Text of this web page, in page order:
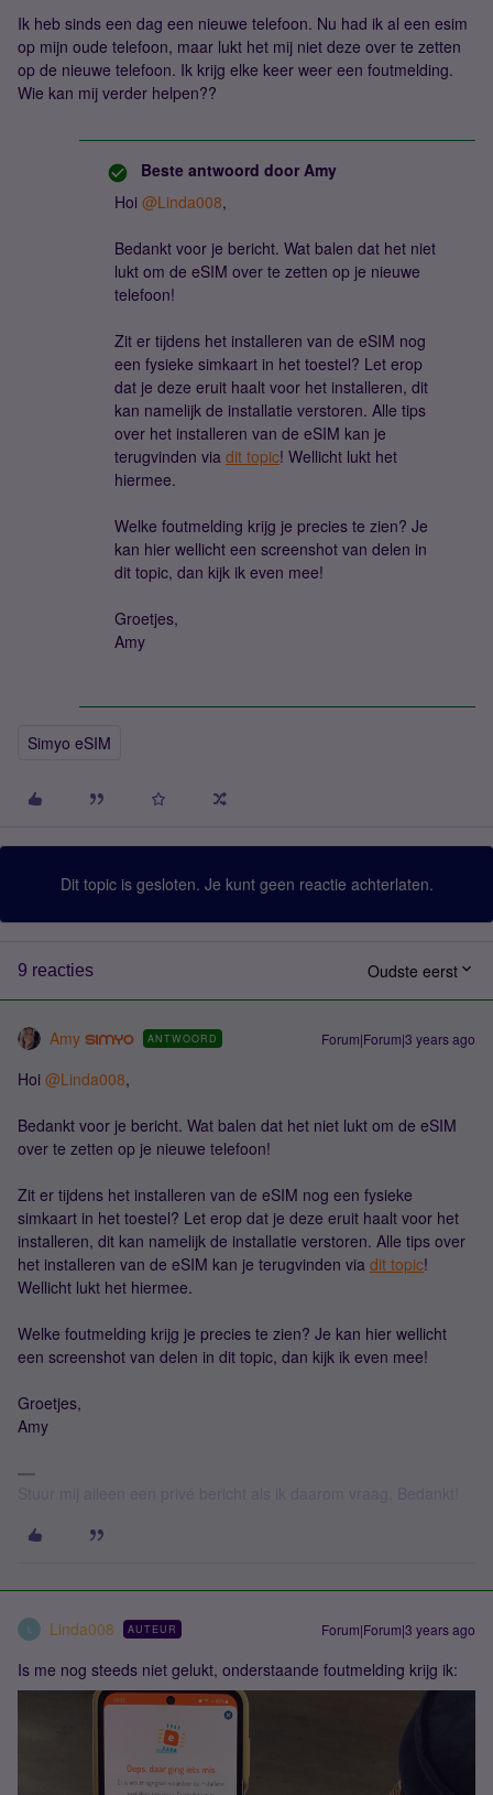
Ik heb sinds een dag een nieuwe telefoon. Nu had ik al een esim
op mijn oude telefoon, maar lukt het mij niet deze over te zetten
op de nieuwe telefoon. Ik krijg elke keer weer een foutmelding.
Wie kan mij verder helpen??
Beste antwoord door Amy
Hoi @Linda008,
Bedankt voor je bericht. Wat balen dat het niet
lukt om de eSIM over te zetten op je nieuwe
telefoon!
Zit er tijdens het installeren van de eSIM nog
een fysieke simkaart in het toestel? Let erop
dat je deze eruit haalt voor het installeren, dit
kan namelijk de installatie verstoren. Alle tips
over het installeren van de eSIM kan je
terugvinden via dit topic! Wellicht lukt het
hiermee.
Welke foutmelding krijg je precies te zien? Je
kan hier wellicht een screenshot van delen in
dit topic, dan kijk ik even mee!
Groetjes,
Amy
Simyo eSIM
Dit topic is gesloten. Je kunt geen reactie achterlaten.
9 reacties Oudste eerst
Amy ANTWOORD Forum|Forum|3 years ago
Hoi @Linda008,
Bedankt voor je bericht. Wat balen dat het niet lukt om de eSIM
over te zetten op je nieuwe telefoon!
Zit er tijdens het installeren van de eSIM nog een fysieke
simkaart in het toestel? Let erop dat je deze eruit haalt voor het
installeren, dit kan namelijk de installatie verstoren. Alle tips over
het installeren van de eSIM kan je terugvinden via dit topic!
Wellicht lukt het hiermee.
Welke foutmelding krijg je precies te zien? Je kan hier wellicht
een screenshot van delen in dit topic, dan kijk ik even mee!
Groetjes,
Amy
Linda008 AUTEUR Forum|Forum|3 years ago
Is me nog steeds niet gelukt, onderstaande foutmelding krijg ik: